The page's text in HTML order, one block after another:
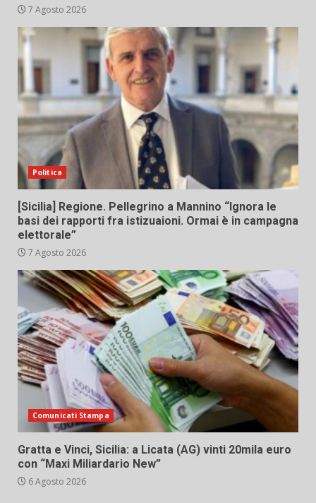
7 Agosto 2026
Politica
[Sicilia] Regione. Pellegrino a Mannino “Ignora le
basi dei rapporti fra istizuaioni. Ormai è in campagna
elettorale”
7 Agosto 2026
Comunicati Stampa
Gratta e Vinci, Sicilia: a Licata (AG) vinti 20mila euro
con “Maxi Miliardario New”
6 Agosto 2026